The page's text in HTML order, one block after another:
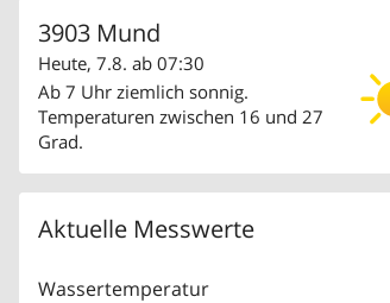
3903 Mund
Heute, 7.8. ab 07:30
Ab 7 Uhr ziemlich sonnig.
Temperaturen zwischen 16 und 27
Grad.
Aktuelle Messwerte
Wassertemperatur